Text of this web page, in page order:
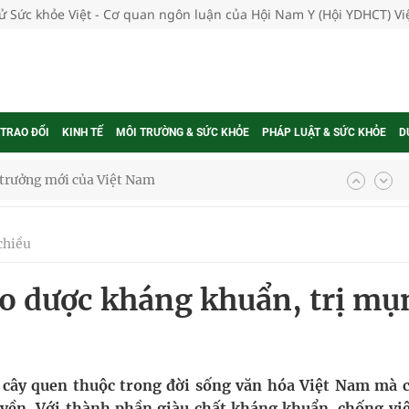
Sức khỏe Việt - Cơ quan ngôn luận của Hội Nam Y (Hội YDHCT)
ĐỔI KINH TẾ MÔI TRƯỜNG & SỨC KHỎE PHÁP LUẬT & SỨC KHỎE
mới của Việt Nam
lực cho môi trường và cộng đồng
bảo hiểm y tế nếu không đăng ký khám theo yêu
dược kháng khuẩn, trị
quen thuộc trong đời sống văn hóa Việt Nam mà